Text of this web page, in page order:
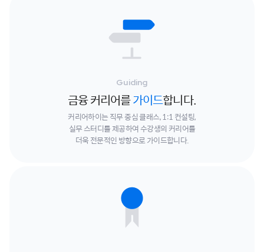
Guiding
금융 커리어를가이드합니다.
커리어하이는 직무 중심 클래스, 1:1 컨설팅,
실무 스터디를 제공하여수강생의 커리어를
더욱 전문적인 방향으로 가이드합니다.